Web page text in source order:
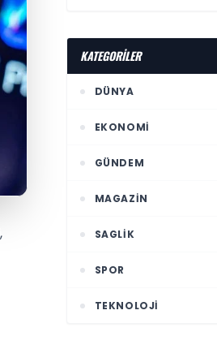
KATEGORİLER
DÜNYA
EKONOMI
GÜNDEM
MAGAZIN
SAGLIK
SPOR
TEKNOLOJI